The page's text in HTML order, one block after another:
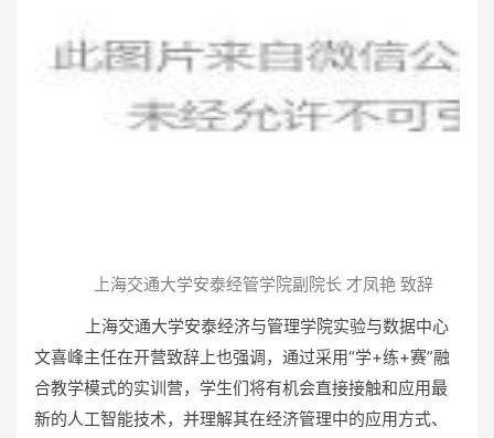
上海交通大学安泰经管学院副院长 才凤艳 致辞
上海交通大学安泰经济与管理学院实验与数据中心
文喜峰主任在开营致辞上也强调，通过采用“学+练+赛”融
合教学模式的实训营，学生们将有机会直接接触和应用最
新的人工智能技术，并理解其在经济管理中的应用方式、